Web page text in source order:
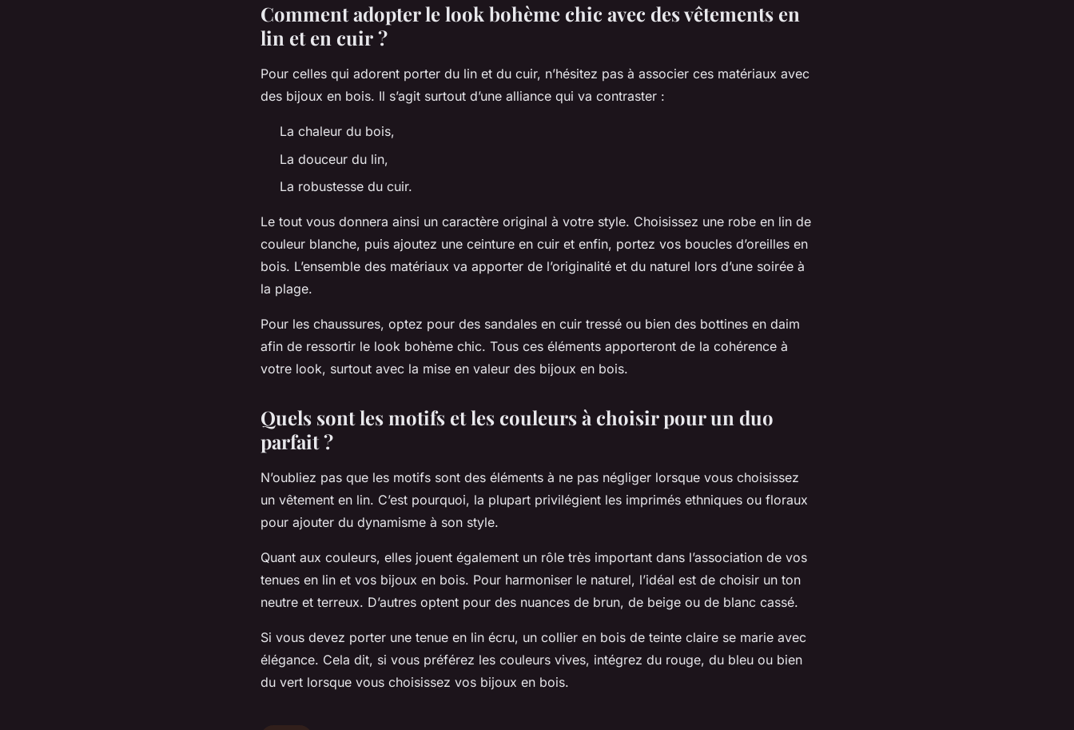
Comment adopter le look bohème chic avec des vêtements en
lin et en cuir ?
Pour celles qui adorent porter du lin et du cuir, n’hésitez pas à associer ces matériaux avec
des bijoux en bois. Il s’agit surtout d’une alliance qui va contraster :
La chaleur du bois,
La douceur du lin,
La robustesse du cuir.
Le tout vous donnera ainsi un caractère original à votre style. Choisissez une robe en lin de
couleur blanche, puis ajoutez une ceinture en cuir et enfin, portez vos boucles d’oreilles en
bois. L’ensemble des matériaux va apporter de l’originalité et du naturel lors d’une soirée à
la plage.
Pour les chaussures, optez pour des sandales en cuir tressé ou bien des bottines en daim
afin de ressortir le look bohème chic. Tous ces éléments apporteront de la cohérence à
votre look, surtout avec la mise en valeur des bijoux en bois.
Quels sont les motifs et les couleurs à choisir pour un duo
parfait ?
N’oubliez pas que les motifs sont des éléments à ne pas négliger lorsque vous choisissez
un vêtement en lin. C’est pourquoi, la plupart privilégient les imprimés ethniques ou floraux
pour ajouter du dynamisme à son style.
Quant aux couleurs, elles jouent également un rôle très important dans l’association de vos
tenues en lin et vos bijoux en bois. Pour harmoniser le naturel, l’idéal est de choisir un ton
neutre et terreux. D’autres optent pour des nuances de brun, de beige ou de blanc cassé.
Si vous devez porter une tenue en lin écru, un collier en bois de teinte claire se marie avec
élégance. Cela dit, si vous préférez les couleurs vives, intégrez du rouge, du bleu ou bien
du vert lorsque vous choisissez vos bijoux en bois.